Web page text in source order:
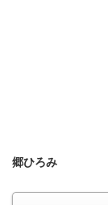
郷ひろみ